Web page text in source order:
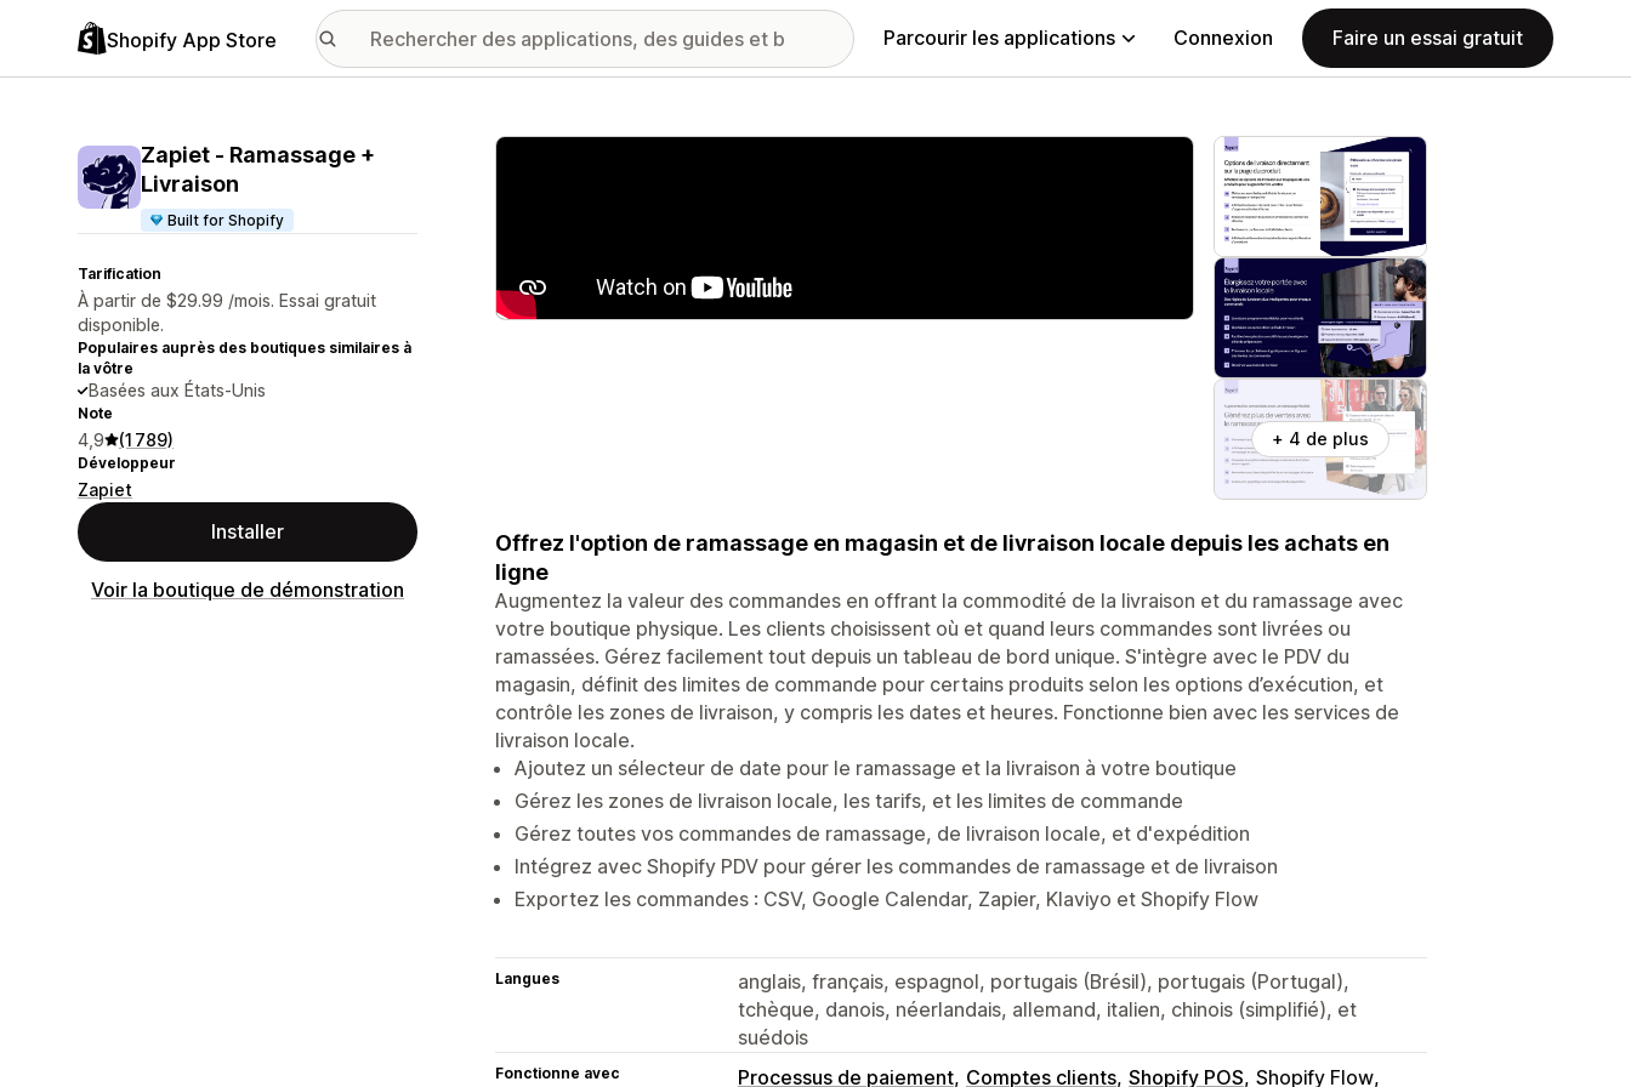
Shopify App Store Parcourir les applications Connexion Faire un essai gratuit
Zapiet ‑ Ramassage +
Livraison
Built for Shopify
Tarification
À partir de $29.99 /mois. Essai gratuit
disponible.
Populaires auprès des boutiques similaires à
la vôtre
Basées aux États-Unis
Note
4,9 (1 789)
Développeur
Zapiet
Installer
Voir la boutique de démonstration
Galerie d’images vedette
+ 4 de plus
Offrez l'option de ramassage en magasin et de livraison locale depuis les achats en
ligne
Augmentez la valeur des commandes en offrant la commodité de la livraison et du ramassage avec
votre boutique physique. Les clients choisissent où et quand leurs commandes sont livrées ou
ramassées. Gérez facilement tout depuis un tableau de bord unique. S'intègre avec le PDV du
magasin, définit des limites de commande pour certains produits selon les options d’exécution, et
contrôle les zones de livraison, y compris les dates et heures. Fonctionne bien avec les services de
livraison locale.
Ajoutez un sélecteur de date pour le ramassage et la livraison à votre boutique
Gérez les zones de livraison locale, les tarifs, et les limites de commande
Gérez toutes vos commandes de ramassage, de livraison locale, et d'expédition
Intégrez avec Shopify PDV pour gérer les commandes de ramassage et de livraison
Exportez les commandes : CSV, Google Calendar, Zapier, Klaviyo et Shopify Flow
Langues
anglais, français, espagnol, portugais (Brésil), portugais (Portugal),
tchèque, danois, néerlandais, allemand, italien, chinois (simplifié), et
suédois
Fonctionne avec Processus de paiement Comptes clients Shopify POS Shopify Flow